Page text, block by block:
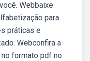
Webbaixe
para
práticas e
Webconfira a
formato pdf no